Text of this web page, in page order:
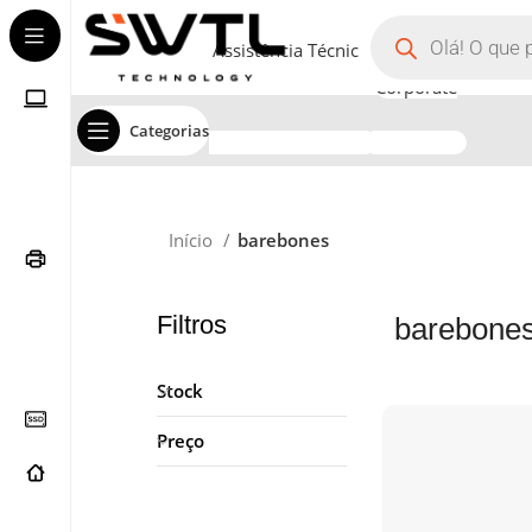
Categorias
Assistência Técnica
Corporate
Início barebones
Filtros
Stock
Preço